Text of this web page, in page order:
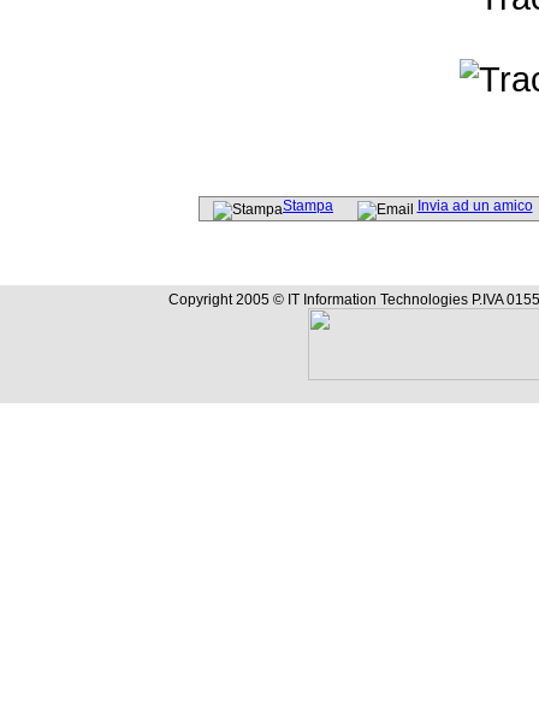
Stampa Invia ad un amico
Copyright 2005 © IT Information Technologies P.IVA